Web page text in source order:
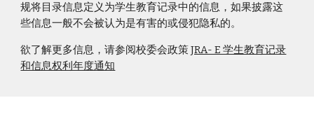
规将目录信息定义为学生教育记录中的信息，如果披露这
些信息一般不会被认为是有害的或侵犯隐私的。
欲了解更多信息，请参阅校委会政策JRA- E 学生教育记录
和信息权利年度通知